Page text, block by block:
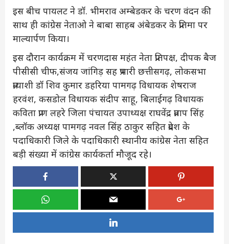
इस बीच पायलट ने डॉ. भीमराव अम्बेडकर के चरण वंदन की
साथ ही कांग्रेस नेताओ ने बाबा साहब अंबेडकर के प्रतिमा पर
माल्यार्पण किया।
इस दौरान कार्यक्रम में चरणदास महंत नेता प्रतिपक्ष, दीपक बैज
पीसीसी चीफ,संजय जांगिड़ सह प्रभारी छत्तीसगढ़, लोकसभा
प्रत्याशी डॉ शिव कुमार डहरिया पामगढ़ विधायक शेषराज
हरवंश, कसडोल विधायक संदीप साहू, बिलाईगढ़ विधायक
कविता प्राण लहरे जिला पंचायत उपाध्यक्ष राघवेंद्र प्रताप सिंह
,ब्लॉक अध्यक्ष पामगढ़ नवल सिंह ठाकुर सहित प्रदेश के
पदाधिकारी जिले के पदाधिकारी स्थानीय कांग्रेस नेता सहित
बड़ी संख्या में कांग्रेस कार्यकर्ता मौजूद रहे।